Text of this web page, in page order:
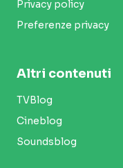
Privacy policy
Preferenze privacy
Altri contenuti
TVBlog
Cineblog
Soundsblog